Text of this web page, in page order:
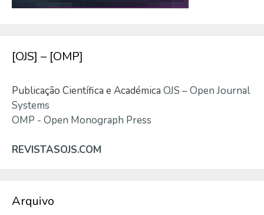
[OJS] – [OMP]
Publicação Científica e Académica OJS – Open Journal
Systems
OMP - Open Monograph Press
REVISTASOJS.COM
Arquivo